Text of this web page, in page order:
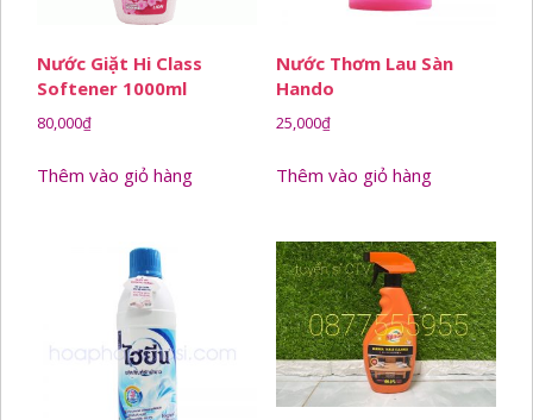
Nước Giặt Hi Class
Softener 1000ml
80,000₫
Thêm vào giỏ hàng
Nước Thơm Lau Sàn
Hando
25,000₫
Thêm vào giỏ hàng